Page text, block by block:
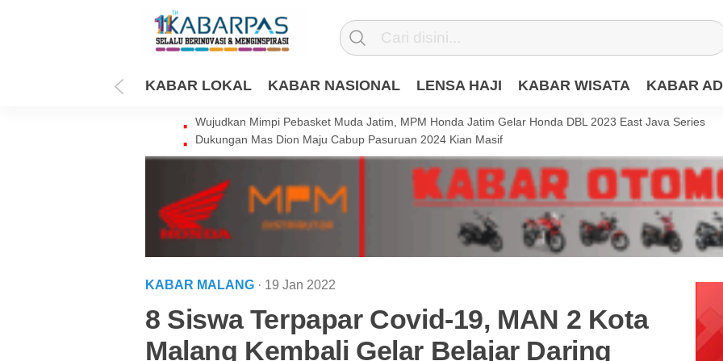
KABAR LOKAL KABAR NASIONAL LENSA HAJI KABAR WISATA KABAR
Wujudkan Mimpi Pebasket Muda Jatim, MPM Honda Jatim Gelar Honda DBL 2023 East Java Series
Dukungan Mas Dion Maju Cabup Pasuruan 2024 Kian Masif
KABAR MALANG · 19 Jan 2022
8 Siswa Terpapar Covid-19, MAN 2 Kota
Malang Kembali Gelar Belajar Daring